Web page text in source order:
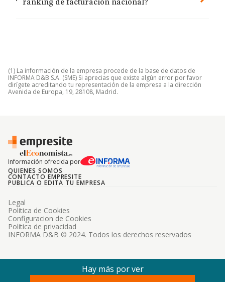
ranking de facturación nacional?
(1) La información de la empresa procede de la base de datos de
INFORMA D&B S.A. (SME) Si aprecias que existe algún error por favor
dirígete acreditando tu representación de la empresa a la dirección
Avenida de Europa, 19, 28108, Madrid.
Información ofrecida por
QUIENES SOMOS
CONTACTO EMPRESITE
PUBLICA O EDITA TU EMPRESA
INFORMA D&B © 2024. Todos los derechos reservados
Legal
Politica de Cookies
Configuracion de Cookies
Politica de privacidad
Hay más por ver